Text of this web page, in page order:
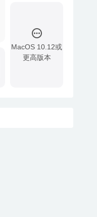
MacOS 10.12或
更高版本